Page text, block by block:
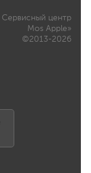
Сервисный центр
Mos Apple»
©2013-2026